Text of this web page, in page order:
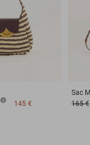
145 €
Sac
165 €